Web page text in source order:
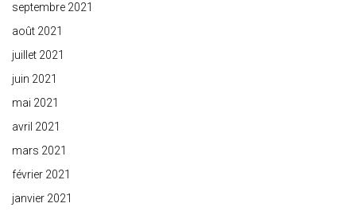
septembre 2021
août 2021
juillet 2021
juin 2021
mai 2021
avril 2021
mars 2021
février 2021
janvier 2021